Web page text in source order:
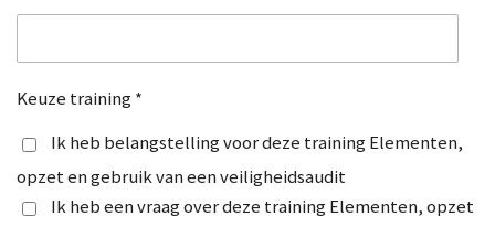
Keuze training *
Ik heb belangstelling voor deze training Elementen,
opzet en gebruik van een veiligheidsaudit
Ik heb een vraag over deze training Elementen, opzet